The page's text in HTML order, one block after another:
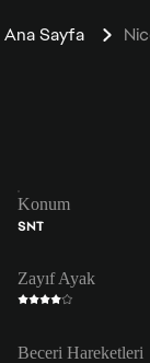
Ana Sayfa
Konum
SNT
Zayıf Ayak
Beceri Hareketleri